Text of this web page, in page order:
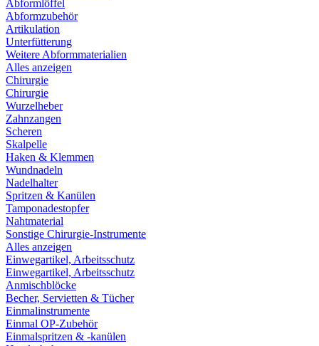
Abformlöffel
Abformzubehör
Artikulation
Unterfütterung
Weitere Abformmaterialien
Alles anzeigen
Chirurgie
Chirurgie
Wurzelheber
Zahnzangen
Scheren
Skalpelle
Haken & Klemmen
Wundnadeln
Nadelhalter
Spritzen & Kanülen
Tamponadestopfer
Nahtmaterial
Sonstige Chirurgie-Instrumente
Alles anzeigen
Einwegartikel, Arbeitsschutz
Einwegartikel, Arbeitsschutz
Anmischblöcke
Becher, Servietten & Tücher
Einmalinstrumente
Einmal OP-Zubehör
Einmalspritzen & -kanülen